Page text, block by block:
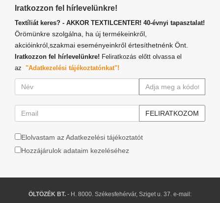
Iratkozzon fel hírlevelünkre!
Textíliát keres? - AKKOR TEXTILCENTER! 40-évnyi tapasztalat!
Örömünkre szolgálna, ha új termékeinkről,
akcióinkról,szakmai eseményeinkről értesíthetnénk Önt.
Iratkozzon fel hírlevelünkre! Feliratkozás előtt olvassa el
az "Adatkezelési tájékoztatónkat"!
Elolvastam az Adatkezelési tájékoztatót
Hozzájárulok adataim kezeléséhez
ÖLTÖZÉK BT. - H. 8000. Székesfehérvár, Sziget u. 37. e-mail: